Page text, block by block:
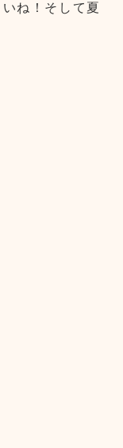
ね！そして夏